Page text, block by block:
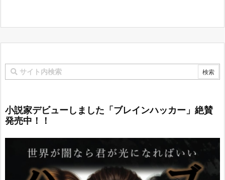
小説家デビューしました「ブレインハッカー」絶賛
発売中！！